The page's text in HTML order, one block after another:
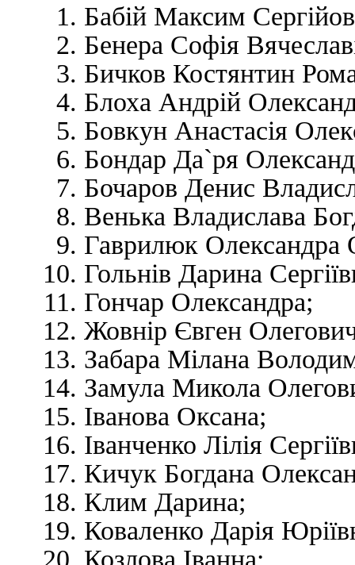
Бабій Максим
Бенера Софія
Бичков Костянтин
Блоха Андрій
Бовкун Анастасія
Бондар Да`ря
Бочаров Денис
Венька Владислава
Гаврилюк Олександра
Гольнів Дарина
Гончар Олександра;
Жовнір Євген
Забара Мілана
Замула Микола
Іванова Оксана;
Іванченко Лілія
Кичук Богдана
Клим Дарина;
Коваленко Дарія
Козлова Іванна;